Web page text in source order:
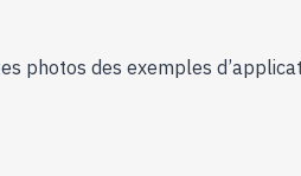
photos des exemples